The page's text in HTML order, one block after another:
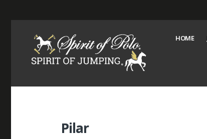
HOME
Pilar